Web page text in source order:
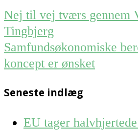
Post
navigation
Nej til vej tværs gennem
Tingbjerg
Samfundsøkonomiske
koncept er ønsket
Seneste indlæg
EU tager